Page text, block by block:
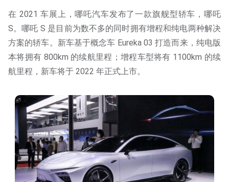
在 2021 车展上，哪吒汽车发布了一款旗舰型轿车，哪吒
S。哪吒 S 是目前为数不多的同时拥有增程和纯电两种解决
方案的轿车。新车基于概念车 Eureka 03 打造而来，纯电版
本将拥有 800km 的续航里程；增程车型将有 1100km 的续
航里程，新车将于 2022 年正式上市。